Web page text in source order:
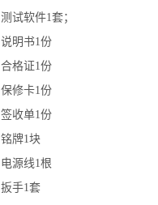
测试软件1套；
说明书1份
合格证1份
保修卡1份
签收单1份
铭牌1块
电源线1根
扳手1套